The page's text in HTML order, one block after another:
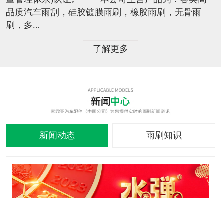
品质汽车雨刮，硅胶镀膜雨刷，橡胶雨刷，无骨雨
刷，多...
了解更多
新闻动态 雨刷知识